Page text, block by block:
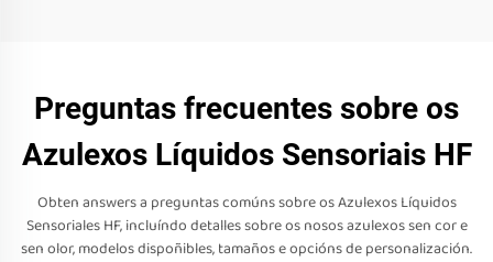
Preguntas frecuentes sobre os
Azulexos Líquidos Sensoriais HF
Obten answers a preguntas comúns sobre os Azulexos Líquidos
Sensoriales HF, incluíndo detalles sobre os nosos azulexos sen cor e
sen olor, modelos dispoñibles, tamaños e opcións de personalización.